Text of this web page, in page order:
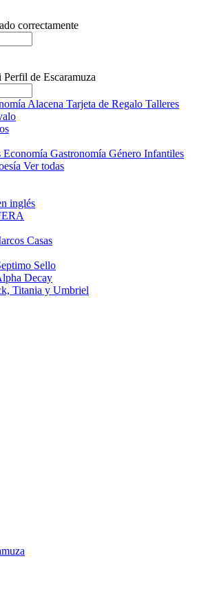
correctamente
Alacena Tarjeta de Regalo Talleres
Economía Gastronomía Género Infantiles
Ver todas
inglés
Casas
Sello
Decay
Titania y Umbriel